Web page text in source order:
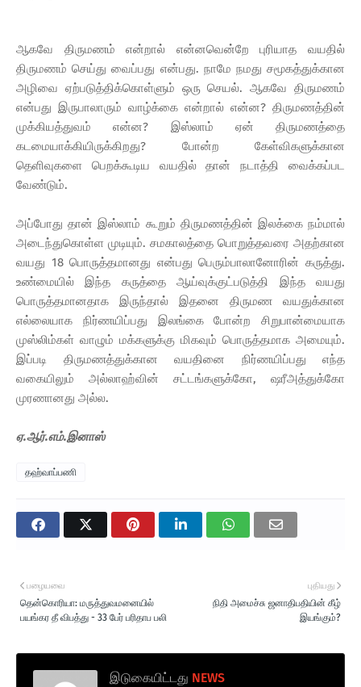
ஆகவே திருமணம் என்றால் என்னவென்றே புரியாத வயதில்
திருமணம் செய்து வைப்பது என்பது. நாமே நமது சமூகத்துக்கான
அழிவை ஏற்படுத்திக்கொள்ளும் ஒரு செயல். ஆகவே திருமணம்
என்பது இருபாலாரும் வாழ்க்கை என்றால் என்ன? திருமணத்தின்
முக்கியத்துவம் என்ன? இஸ்லாம் ஏன் திருமணத்தை
கடமையாக்கியிருக்கிறது? போன்ற கேள்விகளுக்கான
தெளிவுகளை பெறக்கூடிய வயதில் தான் நடாத்தி வைக்கப்பட
வேண்டும்.
அப்போது தான் இஸ்லாம் கூறும் திருமணத்தின் இலக்கை நம்மால்
அடைந்துகொள்ள முடியும். சமகாலத்தை பொறுத்தவரை அதற்கான
வயது 18 பொருத்தமானது என்பது பெரும்பாலானோரின் கருத்து.
உண்மையில் இந்த கருத்தை ஆய்வுக்குட்படுத்தி இந்த வயது
பொருத்தமானதாக இருந்தால் இதனை திருமண வயதுக்கான
எல்லையாக நிர்ணயிப்பது இலங்கை போன்ற சிறுபான்மையாக
முஸ்லிம்கள் வாழும் மக்களுக்கு மிகவும் பொருத்தமாக அமையும்.
இப்படி திருமணத்துக்கான வயதினை நிர்ணயிப்பது எந்த
வகையிலும் அல்லாஹ்வின் சட்டங்களுக்கோ, ஷரீஅத்துக்கோ
முரணானது அல்ல.
ஏ.ஆர்.எம்.இனாஸ்
தஹ்வாப்பணி
புதியது
நிதி அமைச்சு ஜனாதிபதியின் கீழ்
இயங்கும்?
பழையவை
தென்கொரியா: மருத்துவமனையில்
பயங்கர தீ விபத்து - 33 பேர் பரிதாப பலி
இடுகையிட்டது NEWS